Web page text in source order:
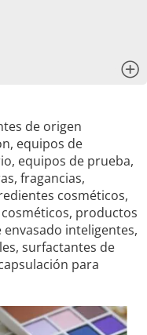
de origen
equipos de
equipos de prueba,
fragancias,
cosméticos,
productos
inteligentes,
surfactantes de
para